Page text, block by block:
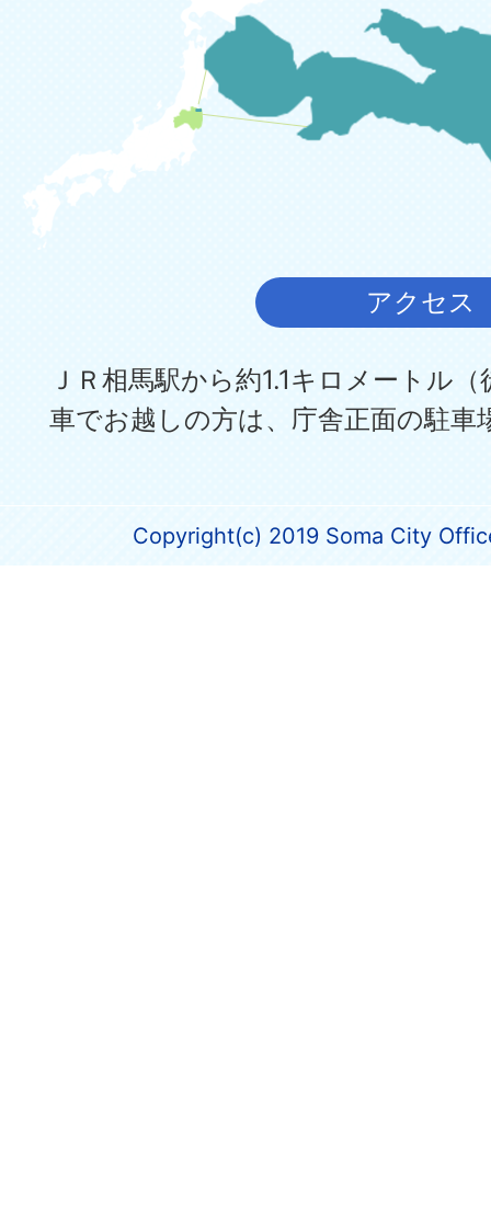
アクセス
ＪＲ相馬駅から約1.1キロメートル
車でお越しの方は、庁舎正面の駐車
Copyright(c) 2019 Soma City